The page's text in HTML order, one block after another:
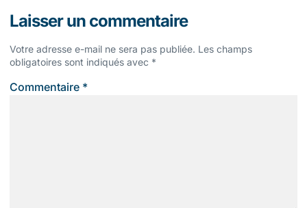
Laisser un commentaire
Votre adresse e-mail ne sera pas publiée. Les champs
obligatoires sont indiqués avec *
Commentaire *